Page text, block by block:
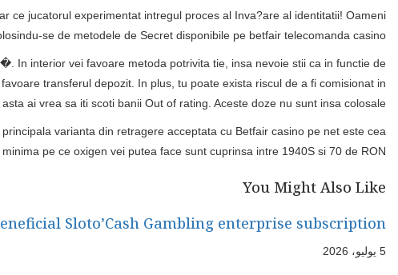
ce jucatorul experimentat intregul proces al Inva?are al identitatii! Oameni
se de metodele de Secret disponibile pe betfair telecomanda casino!
In interior vei favoare metoda potrivita tie, insa nevoie stii ca in functie de
transferul depozit. In plus, tu poate exista riscul de a fi comisionat in
ai vrea sa iti scoti banii Out of rating. Aceste doze nu sunt insa colosale.
varianta din retragere acceptata cu Betfair casino pe net este cea
pe ce oxigen vei putea face sunt cuprinsa intre 1940S si 70 de RON.
You Might Also Like
Sloto’Cash Gambling enterprise subscription?
5 يوليو، 2026